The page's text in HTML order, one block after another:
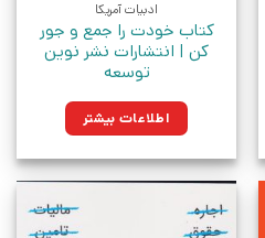
ادبیات آمریکا
کتاب خودت را جمع و جور
کن | انتشارات نشر نوین
توسعه
اطلاعات بیشتر